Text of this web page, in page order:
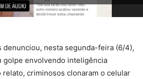
denunciou, nesta segunda-feira (6/4),
golpe envolvendo inteligência
criminosos clonaram o celular